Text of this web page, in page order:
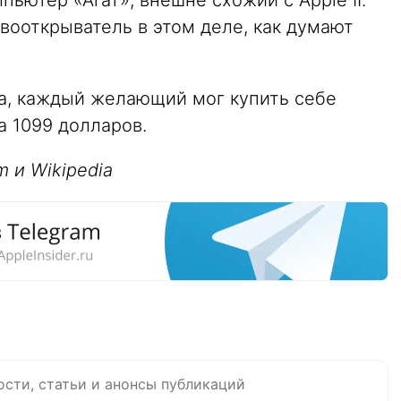
в этом деле, как думают
каждый желающий мог купить себе
1099 долларов.
и Wikipedia
статьи и анонсы публикаций